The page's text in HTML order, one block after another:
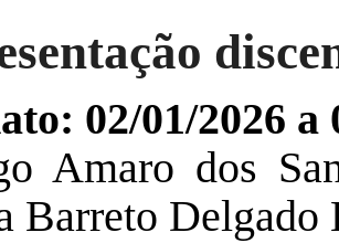
02/01/2026 a
Amaro dos
Barreto Delgado